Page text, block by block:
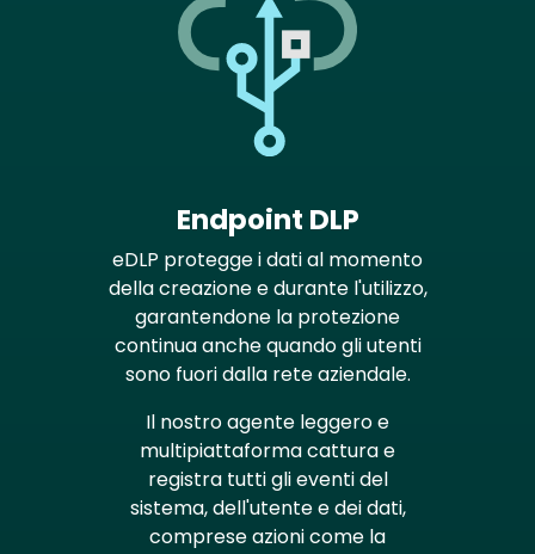
Endpoint DLP
eDLP protegge i dati al momento
della creazione e durante l'utilizzo,
garantendone la protezione
continua anche quando gli utenti
sono fuori dalla rete aziendale.
Il nostro agente leggero e
multipiattaforma cattura e
registra tutti gli eventi del
sistema, dell'utente e dei dati,
comprese azioni come la